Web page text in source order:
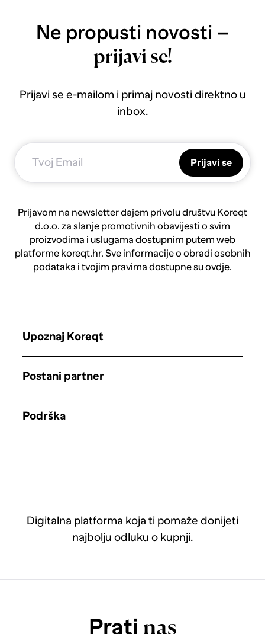
Ne propusti novosti –
prijavi se!
Prijavi se e-mailom i primaj novosti direktno u
inbox.
Prijavi se
Prijavom na newsletter dajem privolu društvu Koreqt
d.o.o. za slanje promotivnih obavijesti o svim
proizvodima i uslugama dostupnim putem web
platforme koreqt.hr. Sve informacije o obradi osobnih
podataka i tvojim pravima dostupne suovdje.
Digitalna platforma koja ti pomaže donijeti
najbolju odluku o kupnji.
Upoznaj Koreqt
Postani partner
Podrška
Prati nas